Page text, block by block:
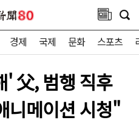
경제 국제 문화 스포츠
' 父, 범행 직후
메이션 시청"